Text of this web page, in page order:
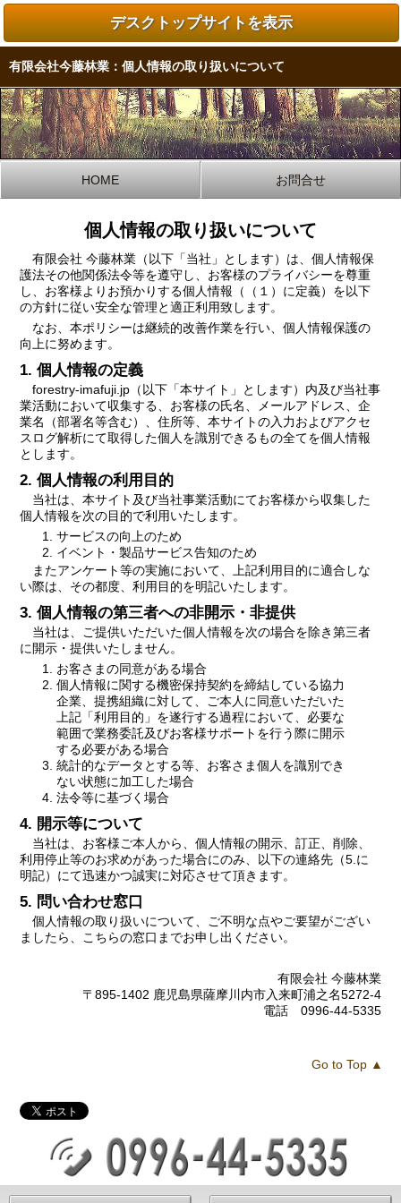
デスクトップサイトを表示
有限会社今藤林業：個人情報の取り扱いについて
HOME お問合せ
個人情報の取り扱いについて
有限会社 今藤林業（以下「当社」とします）は、個人情報保
護法その他関係法令等を遵守し、お客様のプライバシーを尊重
し、お客様よりお預かりする個人情報（（１）に定義）を以下
の方針に従い安全な管理と適正利用致します。
なお、本ポリシーは継続的改善作業を行い、個人情報保護の
向上に努めます。
1. 個人情報の定義
forestry-imafuji.jp（以下「本サイト」とします）内及び当社事
業活動において収集する、お客様の氏名、メールアドレス、企
業名（部署名等含む）、住所等、本サイトの入力およびアクセ
スログ解析にて取得した個人を識別できるもの全てを個人情報
とします。
2. 個人情報の利用目的
当社は、本サイト及び当社事業活動にてお客様から収集した
個人情報を次の目的で利用いたします。
サービスの向上のため
イベント・製品サービス告知のため
またアンケート等の実施において、上記利用目的に適合しな
い際は、その都度、利用目的を明記いたします。
3. 個人情報の第三者への非開示・非提供
当社は、ご提供いただいた個人情報を次の場合を除き第三者
に開示・提供いたしません。
お客さまの同意がある場合
個人情報に関する機密保持契約を締結している協力
企業、提携組織に対して、ご本人に同意いただいた
上記「利用目的」を遂行する過程において、必要な
範囲で業務委託及びお客様サポートを行う際に開示
する必要がある場合
統計的なデータとする等、お客さま個人を識別でき
ない状態に加工した場合
法令等に基づく場合
4. 開示等について
当社は、お客様ご本人から、個人情報の開示、訂正、削除、
利用停止等のお求めがあった場合にのみ、以下の連絡先（5.に
明記）にて迅速かつ誠実に対応させて頂きます。
5. 問い合わせ窓口
個人情報の取り扱いについて、ご不明な点やご要望がござい
ましたら、こちらの窓口までお申し出ください。
有限会社 今藤林業
〒895-1402 鹿児島県薩摩川内市入来町浦之名5272-4
電話 0996-44-5335
Go to Top ▲